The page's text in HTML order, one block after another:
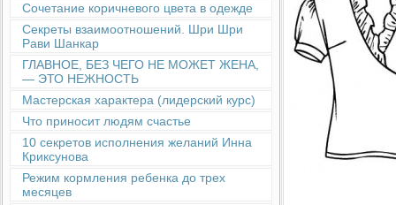
Сочетание коричневого цвета в одежде
Секреты взаимоотношений. Шри Шри
Рави Шанкар
ГЛАВНОЕ, БЕЗ ЧЕГО НЕ МОЖЕТ ЖЕНА,
— ЭТО НЕЖНОСТЬ
Мастерская характера (лидерский курс)
Что приносит людям счастье
10 секретов исполнения желаний Инна
Криксунова
Режим кормления ребенка до трех
месяцев